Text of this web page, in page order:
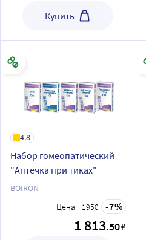
Купить
4.8
Набор гомеопатический
"Аптечка при тиках"
BOIRON
Цена: 1950 7
1 813.50₽